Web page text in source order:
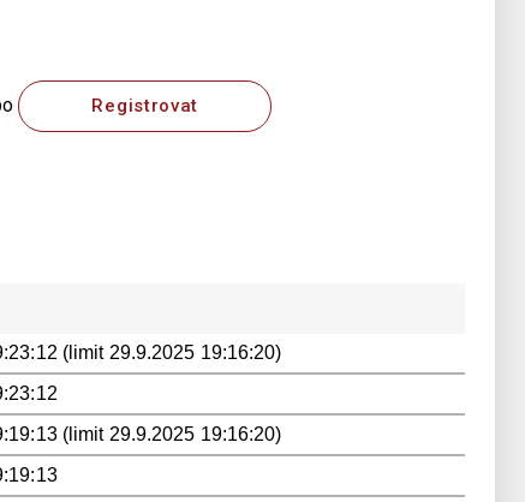
Registrovat
(limit 29.9.2025 19:16:20)
(limit 29.9.2025 19:16:20)